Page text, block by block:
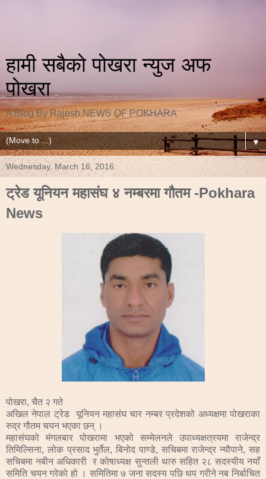
हामी सबैको पोखरा न्युज अफ
पोखरा
A Blog By Rajesh NEWS OF POKHARA
▼
Wednesday, March 16, 2016
ट्रेड यूनियन महासंघ ४ नम्बरमा गौतम -Pokhara
News
पोखरा, चैत २ गते
अखिल नेपाल ट्रेड यूनियन महासंघ चार नम्बर प्रदेशको अध्यक्षमा पोखराका
रुद्र गौतम चयन भएका छन् ।
महासंघको मंगलबार पोखरामा भएको सम्मेलनले उपाध्यक्षत्रयमा राजेन्द्र
तिमिल्सिना, लोक प्रसाद भुर्तेल, बिनोद पाण्डे, सचिबमा राजेन्द्र न्यौपाने, सह
सचिबमा नबीन अधिकारी र कोषाध्यक्ष सुन्तली थारु सहित २८ सदस्यीय नयाँ
समिति चयन गरेको हो । समितिमा ७ जना सदस्य पछि थप गरीने नब निर्बाचित